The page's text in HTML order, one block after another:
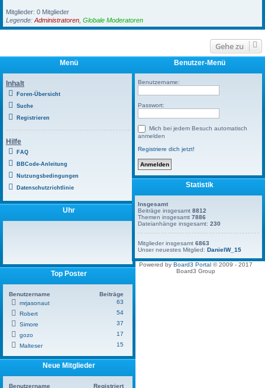
Mitglieder: 0 Mitglieder
Legende: Administratoren Globale Moderatoren
Gehe zu
Menü
Inhalt
Foren-Übersicht
Suche
Registrieren
Hilfe
FAQ
BBCode-Anleitung
Nutzungsbedingungen
Datenschutzrichtlinie
Uhr
Top Poster
Benutzername
Beiträge
mrjasonaut
63
Robert
54
Simore
37
gozo
17
Malteser
15
Neue Mitglieder
Benutzername Registriert
Benutzer-Menü
Benutzername:
Passwort:
Mich bei jedem Besuch automatisch
anmelden
Registriere dich jetzt!
Statistik
Insgesamt
Beiträge insgesamt8812
Themen insgesamt7886
Dateianhänge insgesamt:230
Mitglieder insgesamt6863
Unser neuestes Mitglied:DanielW_15
Powered by Board3 Portal © 2009 - 2017
Board3 Group